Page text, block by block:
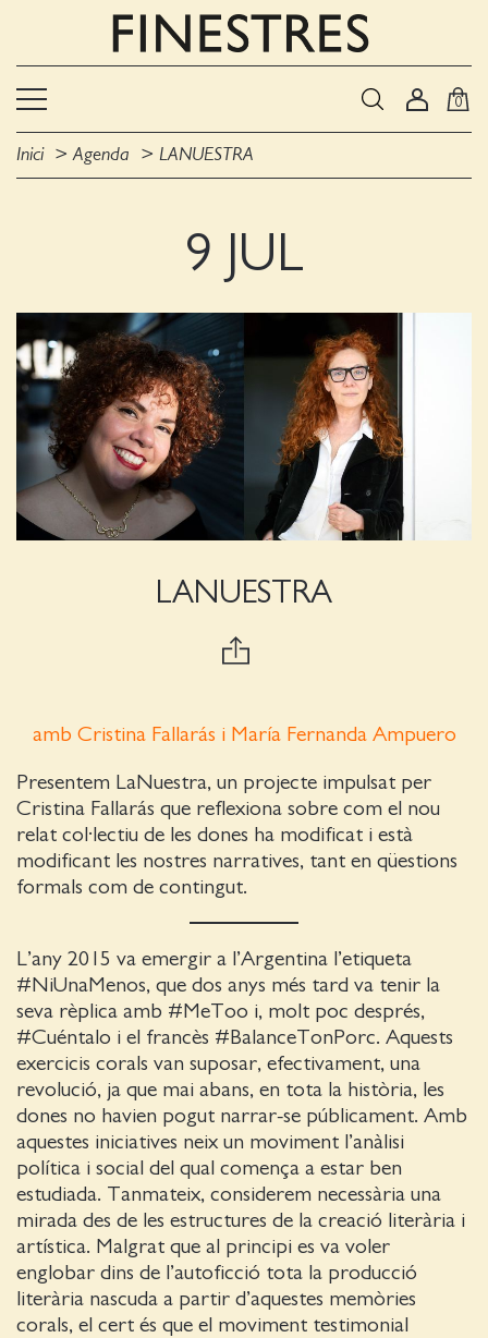
0
Inici Agenda LANUESTRA
9 JUL
LANUESTRA
amb Cristina Fallarás i María Fernanda Ampuero
Presentem LaNuestra, un projecte impulsat per
Cristina Fallarás que reflexiona sobre com el nou
relat col·lectiu de les dones ha modificat i està
modificant les nostres narratives, tant en qüestions
formals com de contingut.
L’any 2015 va emergir a l’Argentina l’etiqueta
#NiUnaMenos, que dos anys més tard va tenir la
seva rèplica amb #MeToo i, molt poc després,
#Cuéntalo i el francès #BalanceTonPorc. Aquests
exercicis corals van suposar, efectivament, una
revolució, ja que mai abans, en tota la història, les
dones no havien pogut narrar-se públicament. Amb
aquestes iniciatives neix un moviment l’anàlisi
política i social del qual comença a estar ben
estudiada. Tanmateix, considerem necessària una
mirada des de les estructures de la creació literària i
artística. Malgrat que al principi es va voler
englobar dins de l’autoficció tota la producció
literària nascuda a partir d’aquestes memòries
corals, el cert és que el moviment testimonial